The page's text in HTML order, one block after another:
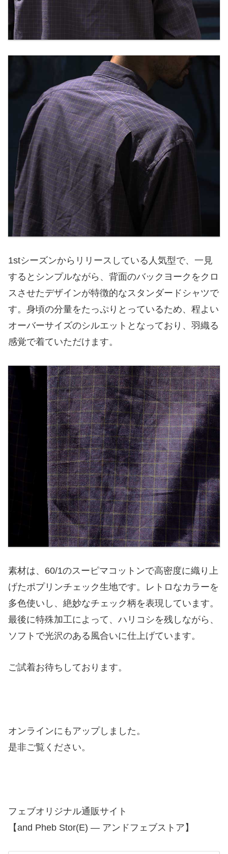
1stシーズンからリリースしている人気型で、一見
するとシンプルながら、背面のバックヨークをクロ
スさせたデザインが特徴的なスタンダードシャツで
す。身頃の分量をたっぷりとっているため、程よい
オーバーサイズのシルエットとなっており、羽織る
感覚で着ていただけます。
素材は、60/1のスーピマコットンで高密度に織り上
げたポプリンチェック生地です。レトロなカラーを
多色使いし、絶妙なチェック柄を表現しています。
最後に特殊加工によって、ハリコシを残しながら、
ソフトで光沢のある風合いに仕上げています。
ご試着お待ちしております。
オンラインにもアップしました。
是非ご覧ください。
フェブオリジナル通販サイト
【and Pheb Stor(E) — アンドフェブストア】